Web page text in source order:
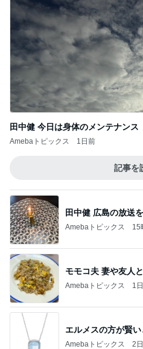
田中健 今日は身体のメンテナンス
Amebaトピックス 1日前
記事を
田中健 広島の放送
Amebaトピックス 15
モモコ夫 妻や友人
Amebaトピックス 1
エルメスの方が賢
Amebaトピックス 2